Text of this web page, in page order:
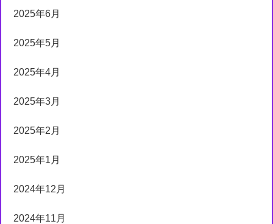
2025年6月
2025年5月
2025年4月
2025年3月
2025年2月
2025年1月
2024年12月
2024年11月